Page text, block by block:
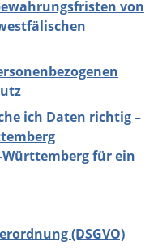
von
ich Daten richtig –
Württemberg für ein
(DSGVO)